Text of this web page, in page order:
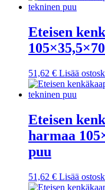
Eteisen
51,62 € Lisää
Eteisen
harmaa
puu
51,62 € Lisää